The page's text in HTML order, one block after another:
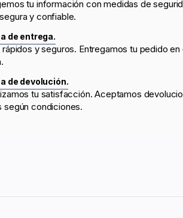
tu información con medidas de
y confiable.
de entrega.
rápidos y seguros. Entregamos tu pedido
de devolución.
tu satisfacción. Aceptamos
según condiciones.